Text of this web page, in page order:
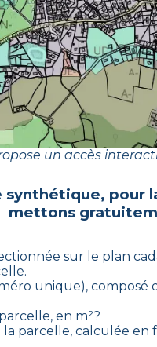
un accès
synthétique, pour
mettons
sur le plan
unique), composé
en m²?
parcelle, calculée en